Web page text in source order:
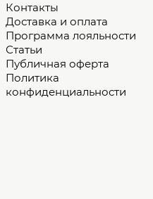
Контакты
Доставка и оплата
Программа лояльности
Статьи
Публичная оферта
Политика
конфиденциальности